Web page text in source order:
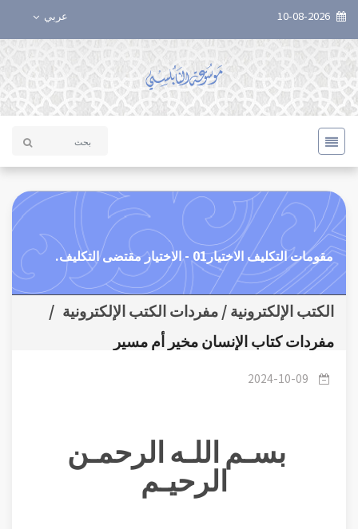
عربي
مقومات التكليف الاختيار01 - الاختيار مقتضى التكليف.
الكتب الإلكترونية / مفردات الكتب الإلكترونية /
مفردات كتاب الإنسان مخير أم مسير
2024-10-09
بسـم اللـه الرحمـن
الرحيـم